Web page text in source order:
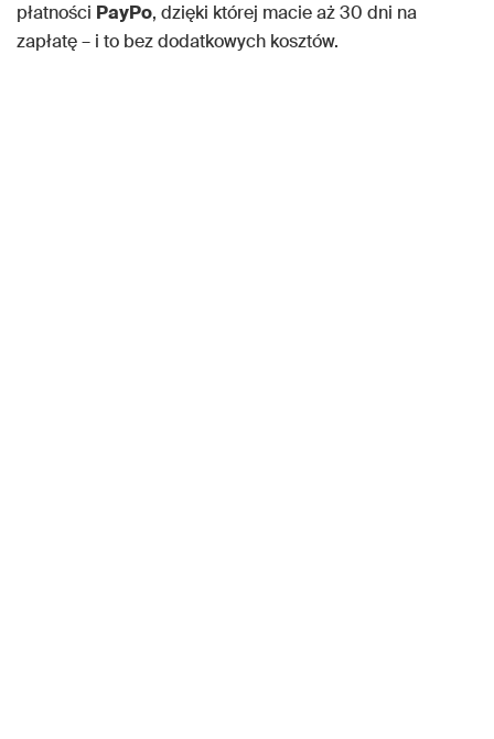
płatności PayPo, dzięki której macie aż 30 dni na
zapłatę – i to bez dodatkowych kosztów.